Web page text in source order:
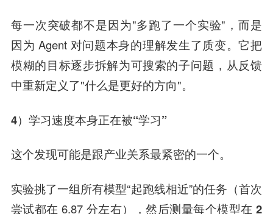
每一次突破都不是因为"多跑了一个实验"，而是
因为 Agent 对问题本身的理解发生了质变。它把
模糊的目标逐步拆解为可搜索的子问题，从反馈
中重新定义了"什么是更好的方向"。
4）学习速度本身正在被“学习”
这个发现可能是跟产业关系最紧密的一个。
实验挑了一组所有模型“起跑线相近”的任务（首次
尝试都在 6.87 分左右），然后测量每个模型在2